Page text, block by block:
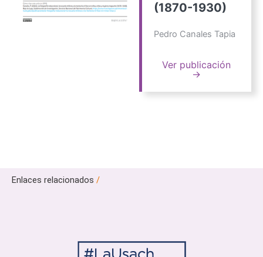
(1870-1930)
Pedro Canales Tapia
Ver publicación
→
Enlaces relacionados /